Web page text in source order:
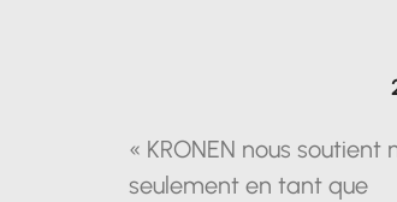
« KRONEN nous soutient
seulement en tant que